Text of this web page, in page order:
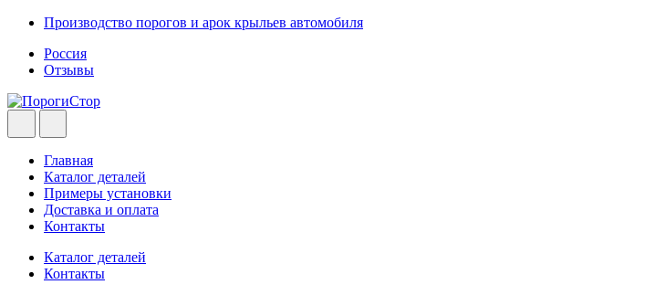
Skip
navigation
Skip
content
Производство порогов и арок крыльев автомобиля
Россия
Отзывы
Главная
Каталог деталей
Примеры установки
Доставка и оплата
Контакты
Каталог деталей
Контакты